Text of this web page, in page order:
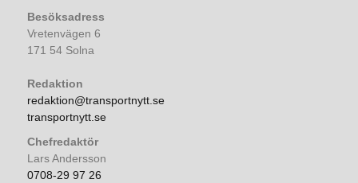
Besöksadress
Vretenvägen 6
171 54 Solna
Redaktion
redaktion@transportnytt.se
transportnytt.se
Chefredaktör
Lars Andersson
0708-29 97 26